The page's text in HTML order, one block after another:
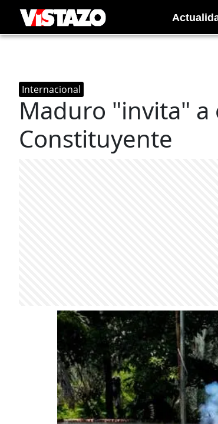
Internacional
Maduro "invita"
Constituyente